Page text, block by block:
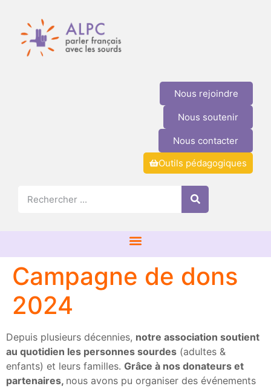
Nous rejoindre
Nous soutenir
Nous contacter
Outils pédagogiques
Campagne de dons
2024
Depuis plusieurs décennies, notre association soutient
au quotidien les personnes sourdes (adultes &
enfants) et leurs familles. Grâce à nos donateurs et
partenaires, nous avons pu organiser des événements